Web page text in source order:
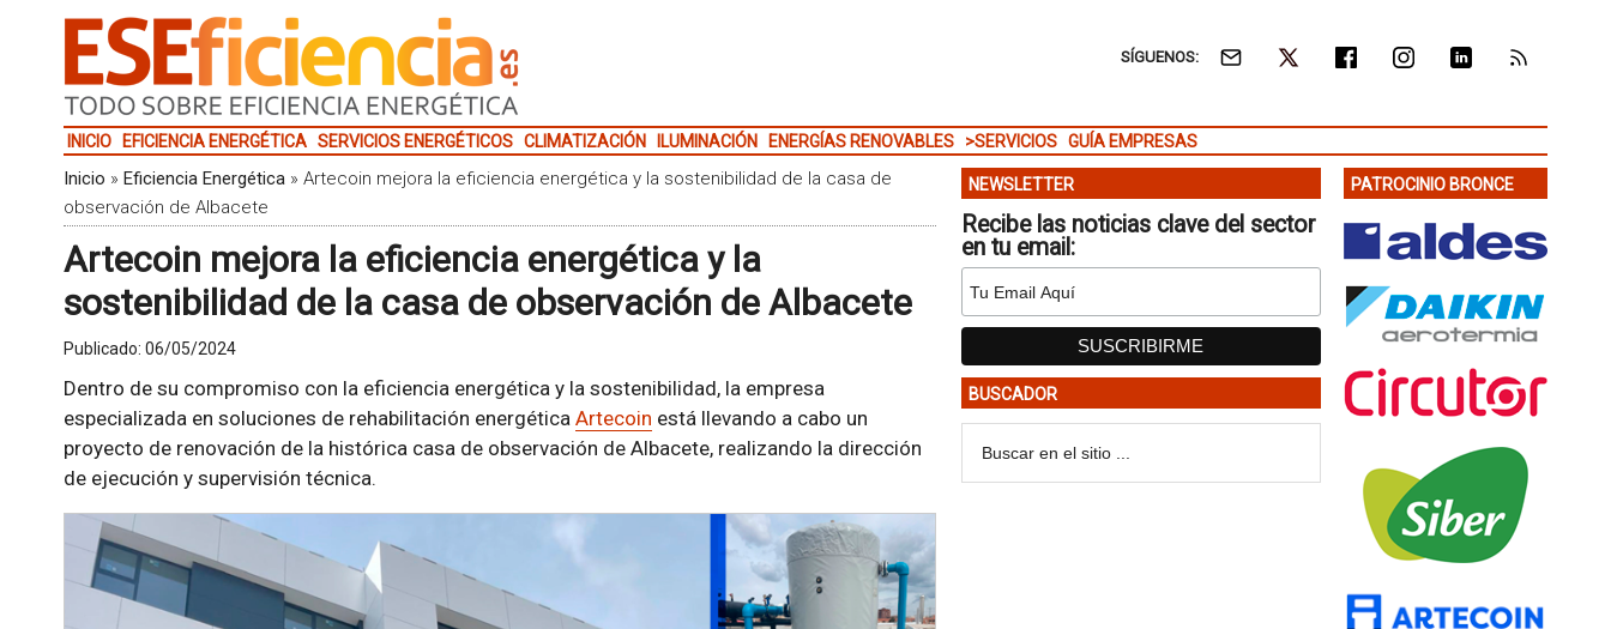
SÍGUENOS:
INICIO EFICIENCIA ENERGÉTICA SERVICIOS ENERGÉTICOS CLIMATIZACIÓN ILUMINACIÓN ENERGÍAS RENOVABLES >SERVICIOS GUÍA EMPRESAS
Inicio » Eficiencia Energética» Artecoin mejora la eficiencia energética y la sostenibilidad de la casa de
observación de Albacete
Artecoin mejora la eficiencia energética y la
sostenibilidad de la casa de observación de Albacete
Publicado: 06/05/2024
Dentro de su compromiso con la eficiencia energética y la sostenibilidad, la empresa
especializada en soluciones de rehabilitación energética Artecoin está llevando a cabo un
proyecto de renovación de la histórica casa de observación de Albacete, realizando la dirección
de ejecución y supervisión técnica.
NEWSLETTER
Recibe las noticias clave del sector
en tu email:
BUSCADOR
PATROCINIO BRONCE